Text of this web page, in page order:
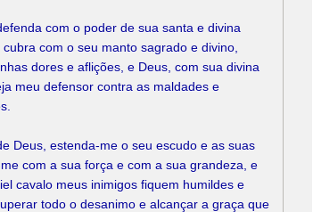
com o poder de sua santa e divina
com o seu manto sagrado e divino,
dores e aflições, e Deus, com sua divina
meu defensor contra as maldades e
Deus, estenda-me o seu escudo e as suas
com a sua força e com a sua grandeza, e
cavalo meus inimigos fiquem humildes e
todo o desanimo e alcançar a graça que